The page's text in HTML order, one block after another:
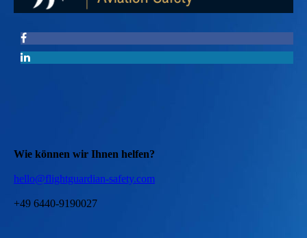
Wie können wir Ihnen helfen?
hello@flightguardian-safety.com
+49 6440-9190027